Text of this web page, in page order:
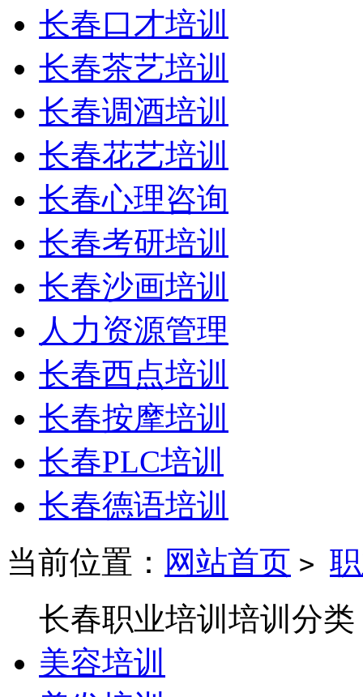
长春口才培训
长春茶艺培训
长春调酒培训
长春花艺培训
长春心理咨询
长春考研培训
长春沙画培训
人力资源管理
长春西点培训
长春按摩培训
长春PLC培训
长春德语培训
当前位置： 网站首页 >
长春职业培训培训分类
美容培训